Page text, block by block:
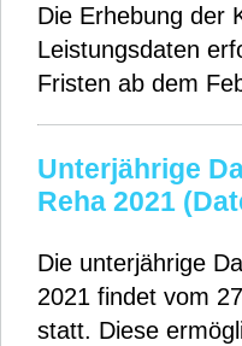
Die Erhebung der
Leistungsdaten
Fristen ab dem
Unterjährige
Reha 2021
Die unterjährige
2021 findet vom
statt. Diese